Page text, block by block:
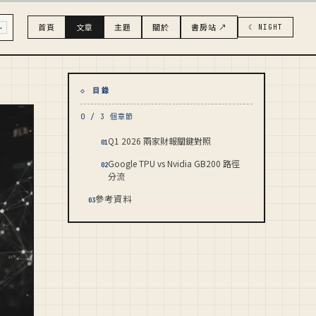
首頁 文章 主題 關於 書房站 ↗ ☾ NIGHT
◇ 目錄
0 / 3 個章節
01Q1 2026 兩家財報關鍵對照
02Google TPU vs Nvidia GB200 路徑
分流
03參考資料